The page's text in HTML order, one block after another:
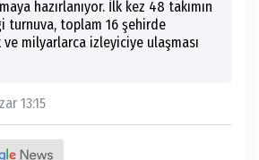
hazırlanıyor. İlk kez 48 takımın
turnuva, toplam 16 şehirde
milyarlarca izleyiciye ulaşması
13:15